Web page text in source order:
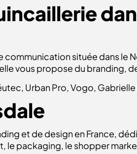
communication située dans le
vous propose du branding,
Urban Pro, Vogo,
et de design en France,
le packaging, le shopper